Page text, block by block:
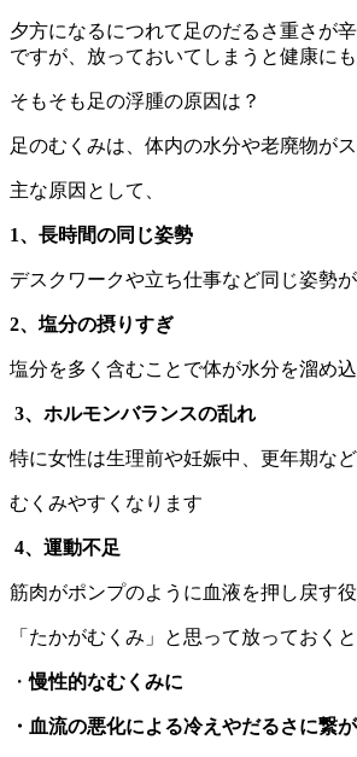
夕方になるにつれて足のだるさ重さが
ですが、放っておいてしまうと健康に
そもそも足の浮腫の原因は？
足のむくみは、体内の水分や老廃物が
主な原因として、
1、長時間の同じ姿勢
デスクワークや立ち仕事など同じ姿勢
2、塩分の摂りすぎ
塩分を多く含むことで体が水分を溜め
3、ホルモンバランスの乱れ
特に女性は生理前や妊娠中、更年期な
むくみやすくなります
4、運動不足
筋肉がポンプのように血液を押し戻す
「たかがむくみ」と思って放っておく
・慢性的なむくみに
・血流の悪化による冷えやだるさに繋